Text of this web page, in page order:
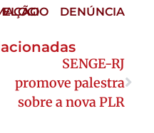
ELOGIO DENÚNCIA
SENGE-RJ
promove palestra
sobre a nova PLR